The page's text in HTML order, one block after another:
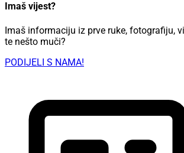
Imaš vijest?
Imaš informaciju iz prve ruke, fotografiju,
te nešto muči?
PODIJELI S NAMA!